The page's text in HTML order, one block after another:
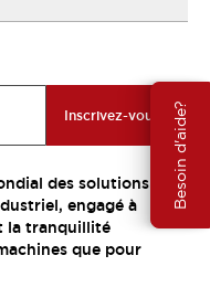
Besoin d'aide?
Inscrivez-vous
des solutions
engagé à
la tranquillité
que pour